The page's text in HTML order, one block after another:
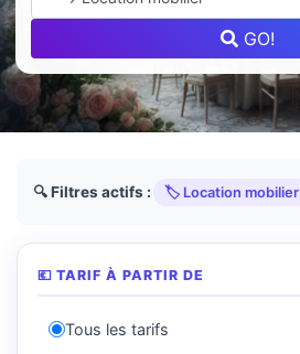
GO!
🔍 Filtres actifs : 🏷️ Location mobilier
💶 TARIF À PARTIR DE
Tous les tarifs